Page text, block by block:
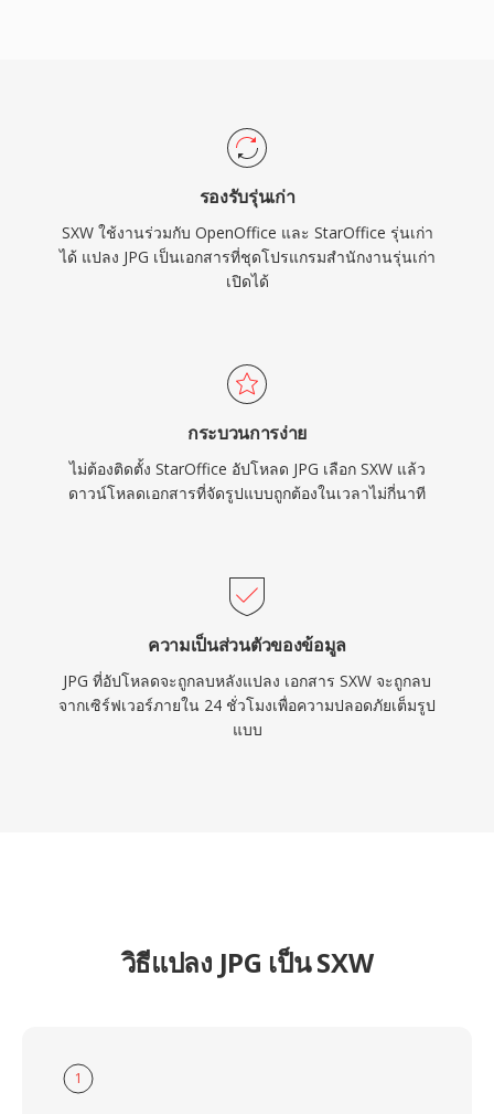
รองรับรุ่นเก่า
SXW ใช้งานร่วมกับ OpenOffice และ StarOffice รุ่นเก่า
ได้ แปลง JPG เป็นเอกสารที่ชุดโปรแกรมสำนักงานรุ่นเก่า
เปิดได้
กระบวนการง่าย
ไม่ต้องติดตั้ง StarOffice อัปโหลด JPG เลือก SXW แล้ว
ดาวน์โหลดเอกสารที่จัดรูปแบบถูกต้องในเวลาไม่กี่นาที
ความเป็นส่วนตัวของข้อมูล
JPG ที่อัปโหลดจะถูกลบหลังแปลง เอกสาร SXW จะถูกลบ
จากเซิร์ฟเวอร์ภายใน 24 ชั่วโมงเพื่อความปลอดภัยเต็มรูป
แบบ
วิธีแปลง JPG เป็น SXW
1